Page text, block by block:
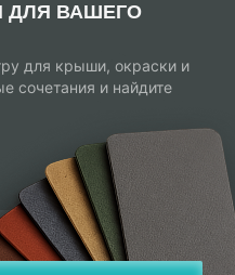
ДЛЯ ВАШЕГО
для крыши, окраски и
сочетания и найдите